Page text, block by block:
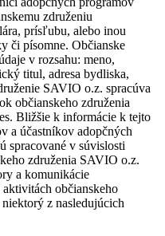
združeniu
prísľubu, alebo inou
či písomne. Občianske
v rozsahu: meno,
titul, adresa bydliska,
SAVIO o.z. spracúva
občianskeho združenia
Bližšie k informácie k tejto
a účastníkov adopčných
spracované v súvislosti
združenia SAVIO o.z.
a komunikácie
občianskeho
z nasledujúcich